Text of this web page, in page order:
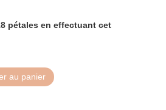
pétales en effectuant cet
au panier